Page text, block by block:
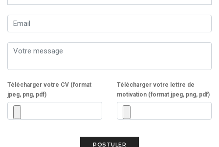
Télécharger votre CV (format
jpeg, png, pdf)
Télécharger votre lettre de
motivation (format jpeg, png, pdf)